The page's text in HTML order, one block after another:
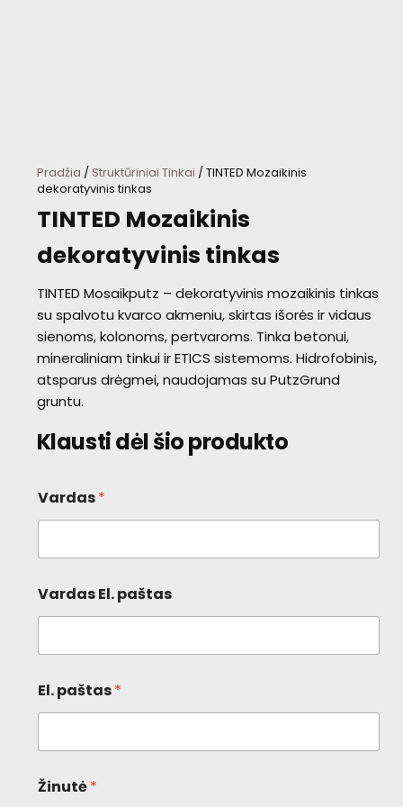
Pradžia / Struktūriniai Tinkai / TINTED Mozaikinis
dekoratyvinis tinkas
TINTED Mozaikinis
dekoratyvinis tinkas
TINTED Mosaikputz – dekoratyvinis mozaikinis tinkas
su spalvotu kvarco akmeniu, skirtas išorės ir vidaus
sienoms, kolonoms, pertvaroms. Tinka betonui,
mineraliniam tinkui ir ETICS sistemoms. Hidrofobinis,
atsparus drėgmei, naudojamas su PutzGrund
gruntu.
Klausti dėl šio produkto
Vardas*
Vardas El. paštas
El. paštas*
Žinutė*